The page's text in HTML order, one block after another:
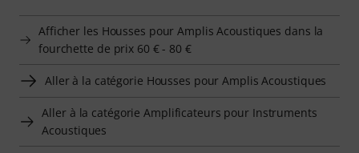
Afficher les Housses pour Amplis Acoustiques dans la
fourchette de prix 60 € - 80 €
Aller à la catégorie Housses pour Amplis Acoustiques
Aller à la catégorie Amplificateurs pour Instruments
Acoustiques